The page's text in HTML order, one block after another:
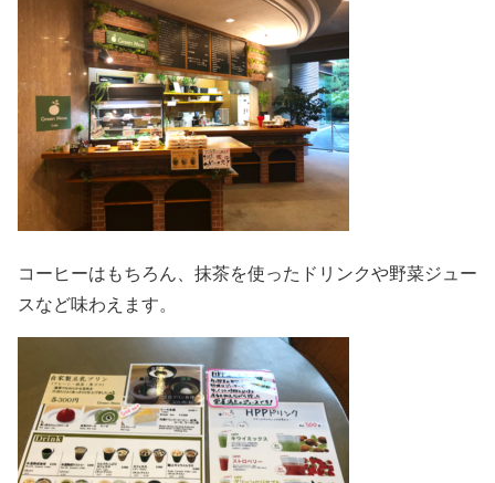
コーヒーはもちろん、抹茶を使ったドリンクや野菜ジュー
スなど味わえます。